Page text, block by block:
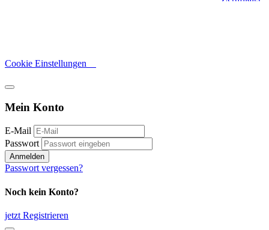
Cookie Einstellungen
Mein Konto
E-Mail
Passwort
Anmelden
Passwort vergessen?
Noch kein Konto?
jetzt Registrieren